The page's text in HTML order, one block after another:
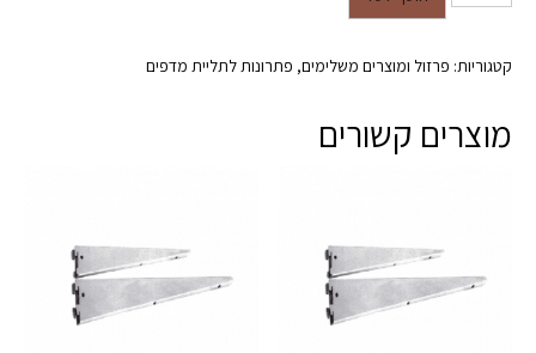
קטגוריות: פרזול ומוצרים משלימים, פתרונות לתליית מדפים
מוצרים קשורים